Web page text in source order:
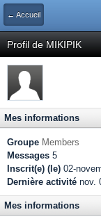
← Accueil
Profil de MIKIPIK
Mes informations
Groupe Members
Messages 5
Inscrit(e) (le) 02-
Dernière activité nov.
Mes informations